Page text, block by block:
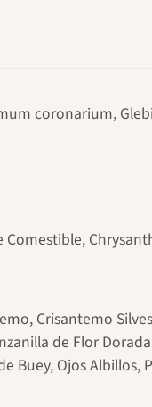
coronarium,
Crisantemo
de Flor
Ojos Albillos,